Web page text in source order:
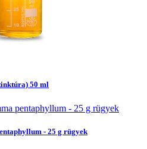
50 ml
- 25 g rügyek